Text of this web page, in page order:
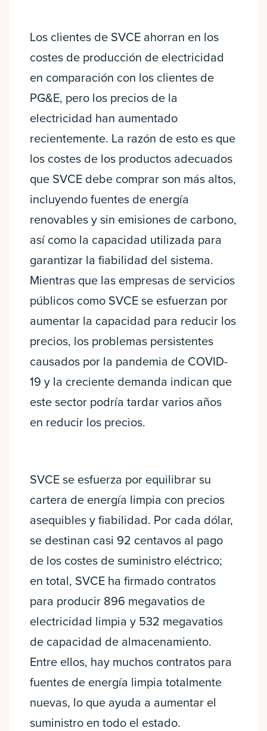
Los clientes de SVCE ahorran en los
costes de producción de electricidad
en comparación con los clientes de
PG&E, pero los precios de la
electricidad han aumentado
recientemente. La razón de esto es que
los costes de los productos adecuados
que SVCE debe comprar son más altos,
incluyendo fuentes de energía
renovables y sin emisiones de carbono,
así como la capacidad utilizada para
garantizar la fiabilidad del sistema.
Mientras que las empresas de servicios
públicos como SVCE se esfuerzan por
aumentar la capacidad para reducir los
precios, los problemas persistentes
causados por la pandemia de COVID-
19 y la creciente demanda indican que
este sector podría tardar varios años
en reducir los precios.
SVCE se esfuerza por equilibrar su
cartera de energía limpia con precios
asequibles y fiabilidad. Por cada dólar,
se destinan casi 92 centavos al pago
de los costes de suministro eléctrico;
en total, SVCE ha firmado contratos
para producir 896 megavatios de
electricidad limpia y 532 megavatios
de capacidad de almacenamiento.
Entre ellos, hay muchos contratos para
fuentes de energía limpia totalmente
nuevas, lo que ayuda a aumentar el
suministro en todo el estado.